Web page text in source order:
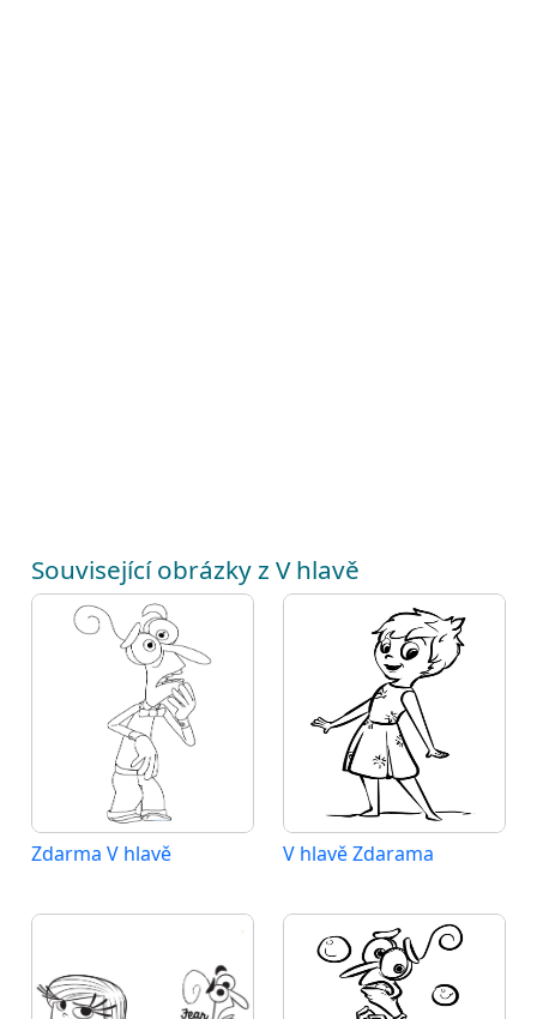
Související obrázky z V hlavě
Zdarma V hlavě V hlavě Zdarama